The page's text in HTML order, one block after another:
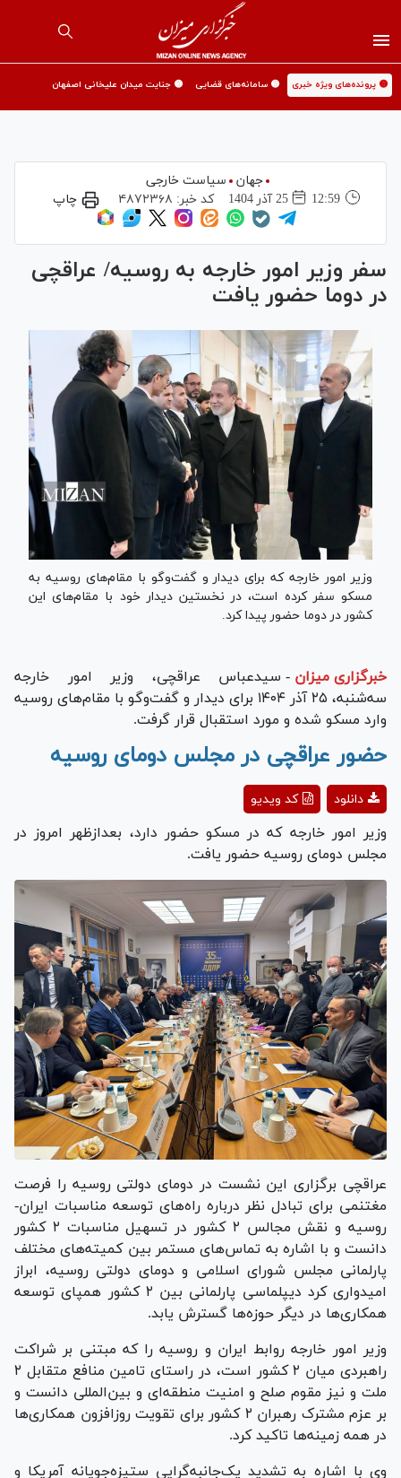
🟡 پرونده‌های ویژه خبری 🟡 سامانه‌های قضایی 🟡 جنایت میدان علیخانی اصفهان
جهان
سیاست خارجی
12:59
25 آذر 1404 کد خبر: ۴۸۷۲۳۶۸ چاپ
سفر وزیر امور خارجه به روسیه/ عراقچی
در دوما حضور یافت
وزیر امور خارجه که برای دیدار و گفت‌و‌گو با مقام‌های روسیه به
مسکو سفر کرده است، در نخستین دیدار خود با مقام‌های این
کشور در دوما حضور پیدا کرد.
خبرگزاری میزان - سیدعباس عراقچی، وزیر امور خارجه
سه‌شنبه، ۲۵ آذر ۱۴۰۴ برای دیدار و گفت‌و‌گو با مقام‌های روسیه
وارد مسکو شده و مورد استقبال قرار گرفت.
حضور عراقچی در مجلس دومای روسیه
Play
Video
کد ویدیو دانلود
وزیر امور خارجه که در مسکو حضور دارد، بعدازظهر امروز در
مجلس دومای روسیه حضور یافت.
عراقچی برگزاری این نشست در دومای دولتی روسیه را فرصت
مغتنمی برای تبادل نظر درباره راه‌های توسعه مناسبات ایران-
روسیه و نقش مجالس ۲ کشور در تسهیل مناسبات ۲ کشور
دانست و با اشاره به تماس‌های مستمر بین کمیته‌های مختلف
پارلمانی مجلس شورای اسلامی و دومای دولتی روسیه، ابراز
امیدواری کرد دیپلماسی پارلمانی بین ۲ کشور همپای توسعه
همکاری‌ها در دیگر حوزه‌ها گسترش یابد.
وزیر امور خارجه روابط ایران و روسیه را که مبتنی بر شراکت
راهبردی میان ۲ کشور است، در راستای تامین منافع متقابل ۲
ملت و نیز مقوم صلح و امنیت منطقه‌ای و بین‌المللی دانست و
بر عزم مشترک رهبران ۲ کشور برای تقویت روزافزون همکاری‌ها
در همه زمینه‌ها تاکید کرد.
وی با اشاره به تشدید یک‌جانبه‌گرایی ستیزه‌جویانه آمریکا و